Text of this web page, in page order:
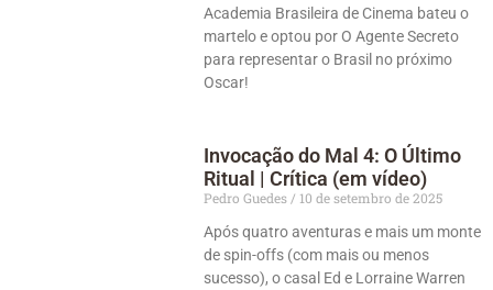
Academia Brasileira de Cinema bateu o
martelo e optou por O Agente Secreto
para representar o Brasil no próximo
Oscar!
Invocação do Mal 4: O Último
Ritual | Crítica (em vídeo)
Pedro Guedes
10 de setembro de 2025
Após quatro aventuras e mais um monte
de spin-offs (com mais ou menos
sucesso), o casal Ed e Lorraine Warren